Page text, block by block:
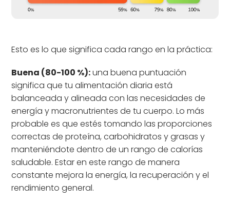
Esto es lo que significa cada rango en la práctica:
Buena (80-100 %):una buena puntuación
significa que tu alimentación diaria está
balanceada y alineada con las necesidades de
energía y macronutrientes de tu cuerpo. Lo más
probable es que estés tomando las proporciones
correctas de proteína, carbohidratos y grasas y
manteniéndote dentro de un rango de calorías
saludable. Estar en este rango de manera
constante mejora la energía, la recuperación y el
rendimiento general.